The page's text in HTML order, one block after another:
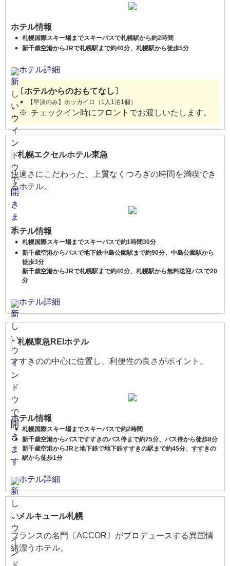
ホテル情報
札幌国際スキー場までスキーバスで札幌駅から約2時間
新千歳空港からJRで札幌駅まで約40分、札幌駅から徒歩5分
ホテル詳細
〔ホテルからのおもてなし〕
【早決のみ】ホッカイロ（1人1泊1個）
チェックイン時にフロントでお渡しいたします。
札幌エクセルホテル東急
快適さにこだわった、上質なくつろぎの時間を満喫でき
るホテル。
ホテル情報
札幌国際スキー場までスキーバスで約1時間30分
新千歳空港からバスで地下鉄中島公園駅まで約90分、中島公園駅から
徒歩3分
新千歳空港からJRで札幌駅まで約40分、札幌駅から無料送迎バスで20
分
ホテル詳細
札幌東急REIホテル
すすきのの中心に位置し、利便性の良さがポイント。
ホテル情報
札幌国際スキー場までスキーバスで約2時間
新千歳空港からバスですすきのバス停まで約75分、バス停から徒歩8分
新千歳空港からJRと地下鉄で地下鉄すすきの駅まで約45分、すすきの
駅から徒歩1分
ホテル詳細
メルキュール札幌
フランスの名門〔ACCOR〕がプロデュースする異国情
緒漂うホテル。